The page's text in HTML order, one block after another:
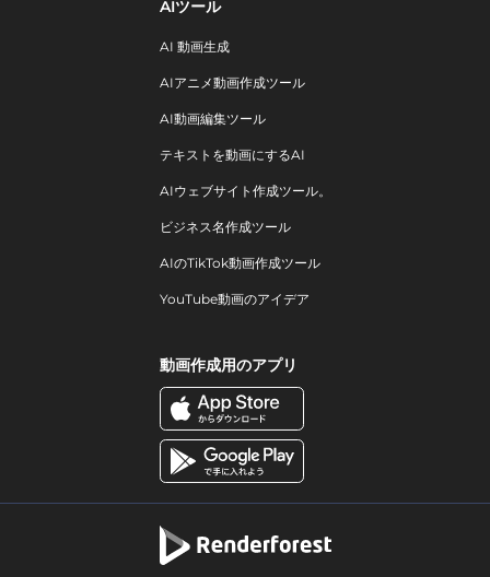
AIツール
AI 動画生成
AIアニメ動画作成ツール
AI動画編集ツール
テキストを動画にするAI
AIウェブサイト作成ツール。
ビジネス名作成ツール
AIのTikTok動画作成ツール
YouTube動画のアイデア
動画作成用のアプリ